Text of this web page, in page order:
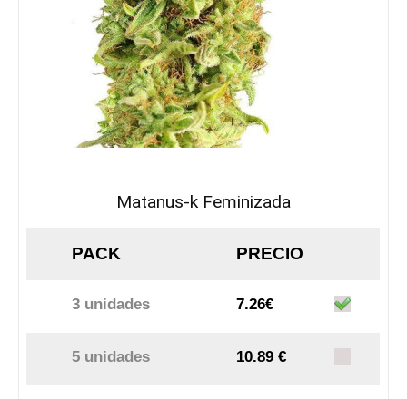
Matanus-k Feminizada
PACK PRECIO
3 unidades 7.26€
5 unidades 10.89 €